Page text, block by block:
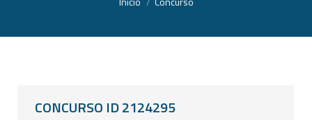
CONCURSO ID 2124295